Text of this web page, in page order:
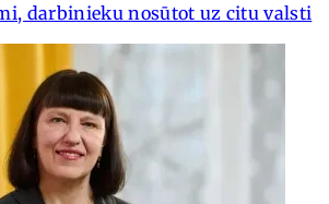
darbinieku nosūtot uz citu valsti